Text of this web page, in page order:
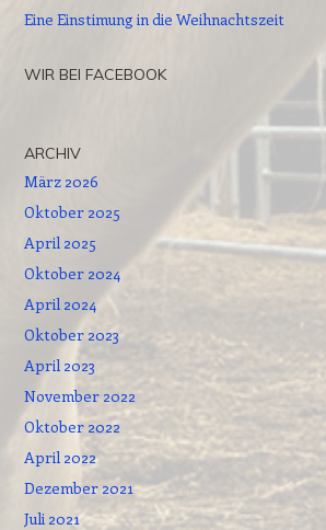
Eine Einstimung in die Weihnachtszeit
WIR BEI FACEBOOK
ARCHIV
März 2026
Oktober 2025
April 2025
Oktober 2024
April 2024
Oktober 2023
April 2023
November 2022
Oktober 2022
April 2022
Dezember 2021
Juli 2021